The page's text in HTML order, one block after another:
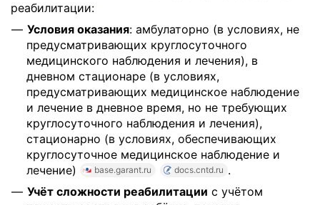
реабилитации:
Условия оказания: амбулаторно (в условиях, не
предусматривающих круглосуточного
медицинского наблюдения и лечения), в
дневном стационаре (в условиях,
предусматривающих медицинское наблюдение
и лечение в дневное время, но не требующих
круглосуточного наблюдения и лечения),
стационарно (в условиях, обеспечивающих
круглосуточное медицинское наблюдение и
лечение)
base.garant.ru docs.cntd.ru .
Учёт сложности реабилитации с учётом